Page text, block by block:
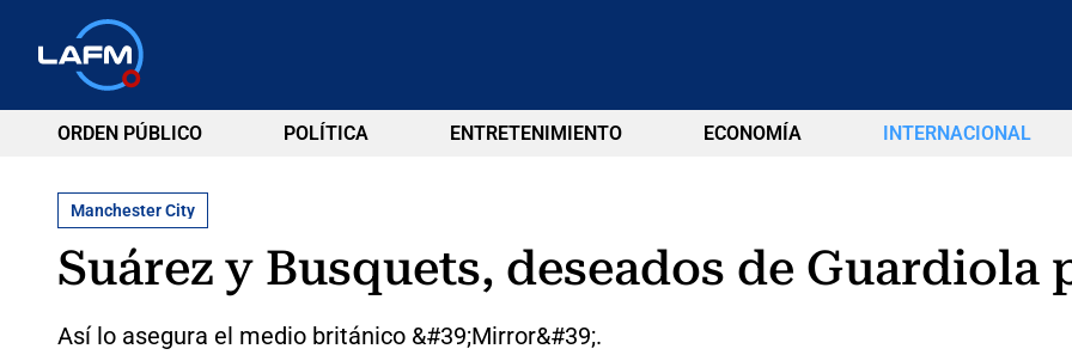
ORDEN PÚBLICO POLÍTICA ENTRETENIMIENTO ECONOMÍA INTERNACIONAL
Manchester City
Suárez y Busquets, deseados de Guardiola
Así lo asegura el medio británico &#39;Mirror&#39;.